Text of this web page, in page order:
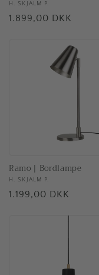
Forhandler:
H. SKJALM P.
Normalpris
1.899,00 DKK
Ramo | Bordlampe
Forhandler:
H. SKJALM P.
Normalpris
1.199,00 DKK